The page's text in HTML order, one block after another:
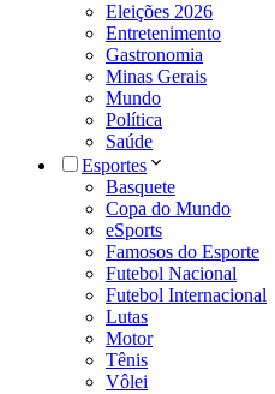
Eleições 2026
Entretenimento
Gastronomia
Minas Gerais
Mundo
Política
Saúde
Esportes
Basquete
Copa do Mundo
eSports
Famosos do Esporte
Futebol Nacional
Futebol Internacional
Lutas
Motor
Tênis
Vôlei